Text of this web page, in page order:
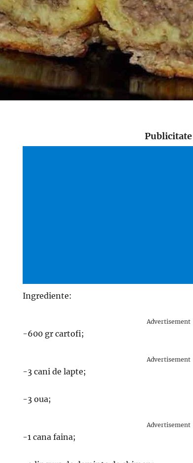
Publicitate
Ingrediente:
Advertisement
-600 gr cartofi;
Advertisement
-3 cani de lapte;
-3 oua;
Advertisement
-1 cana faina;